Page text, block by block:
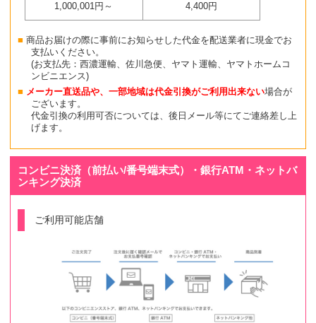
1,000,001円～ 4,400円
商品お届けの際に事前にお知らせした代金を配送業者に現金でお
支払いください。
(お支払先：西濃運輸、佐川急便、ヤマト運輸、ヤマトホームコ
ンビニエンス)
メーカー直送品や、一部地域は代金引換がご利用出来ない場合が
ございます。
代金引換の利用可否については、後日メール等にてご連絡差し上
げます。
コンビニ決済（前払い/番号端末式）・銀行ATM・ネットバ
ンキング決済
ご利用可能店舗